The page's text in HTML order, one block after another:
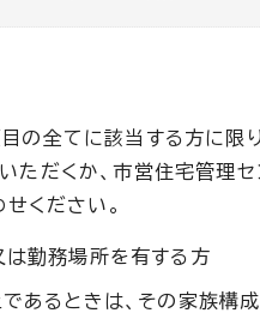
の全てに該当する方に限
ただくか、市営住宅管理
ください。
勤務場所を有する方
あるときは、その家族構